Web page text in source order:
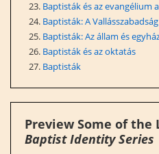
Baptisták és az evangélium
Baptisták: A
Baptisták: Az állam és egyház
Baptisták és az oktatás
Baptisták
Preview Some of
Baptist Identity Series